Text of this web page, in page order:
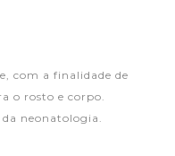
com a finalidade de
o rosto e corpo.
neonatologia.